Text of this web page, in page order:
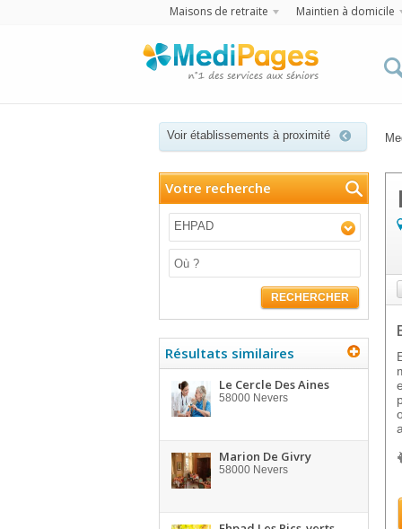
Maisons de retraite Maintien à domicile
Voir établissements à proximité
Votre recherche
EHPAD
RECHERCHER
Résultats similaires
Le Cercle Des Aines
58000 Nevers
Marion De Givry
58000 Nevers